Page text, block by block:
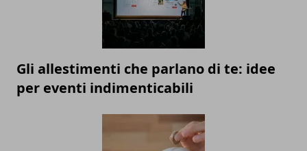
Gli allestimenti che parlano di te: idee
per eventi indimenticabili